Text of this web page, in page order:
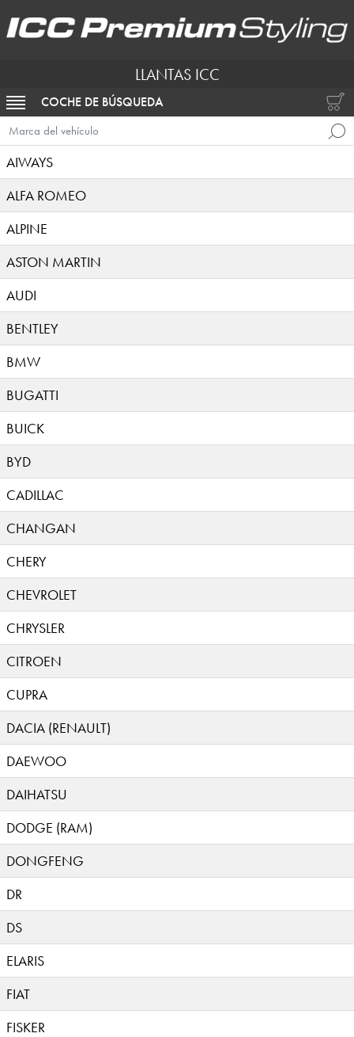
LLANTAS ICC
ACTIVAR NAVEGACIÓN
COCHE DE BÚSQUEDA
Marca del vehículo
AIWAYS
ALFA ROMEO
ALPINE
ASTON MARTIN
AUDI
BENTLEY
BMW
BUGATTI
BUICK
BYD
CADILLAC
CHANGAN
CHERY
CHEVROLET
CHRYSLER
CITROEN
CUPRA
DACIA (RENAULT)
DAEWOO
DAIHATSU
DODGE (RAM)
DONGFENG
DR
DS
ELARIS
FIAT
FISKER